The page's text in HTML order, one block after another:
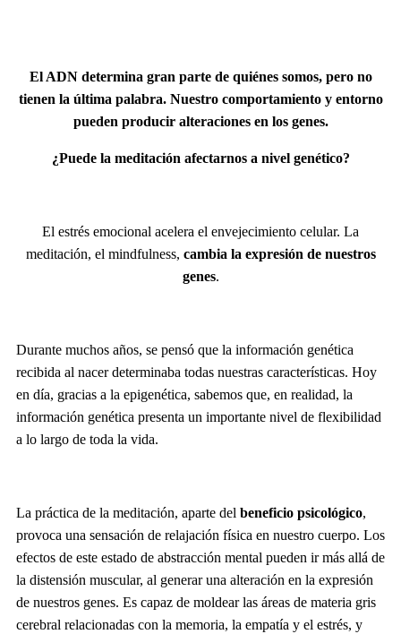
El ADN determina gran parte de quiénes somos, pero no
tienen la última palabra. Nuestro comportamiento y entorno
pueden producir alteraciones en los genes.
¿Puede la meditación afectarnos a nivel genético?
El estrés emocional acelera el envejecimiento celular. La
meditación, el mindfulness, cambia la expresión de nuestros
genes.
Durante muchos años, se pensó que la información genética
recibida al nacer determinaba todas nuestras características. Hoy
en día, gracias a la epigenética, sabemos que, en realidad, la
información genética presenta un importante nivel de flexibilidad
a lo largo de toda la vida.
La práctica de la meditación, aparte del beneficio psicológico,
provoca una sensación de relajación física en nuestro cuerpo. Los
efectos de este estado de abstracción mental pueden ir más allá de
la distensión muscular, al generar una alteración en la expresión
de nuestros genes. Es capaz de moldear las áreas de materia gris
cerebral relacionadas con la memoria, la empatía y el estrés, y